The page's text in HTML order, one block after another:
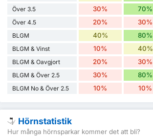
Över 3.5 30% 70%
Över 4.5 20% 30%
BLGM 40% 80%
BLGM & Vinst 10% 40%
BLGM & Oavgjort 20% 30%
BLGM & Över 2.5 30% 80%
BLGM No & Över 2.5 10% 10%
Hörnstatistik
Hur många hörnsparkar kommer det att bli?